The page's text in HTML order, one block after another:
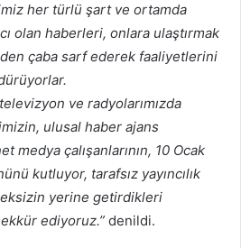
her türlü şart ve ortamda
olan haberleri, onlara ulaştırmak
çaba sarf ederek faaliyetlerini
ve radyolarımızda
ulusal haber ajans
medya çalışanlarının, 10 Ocak
kutluyor, tarafsız yayıncılık
yerine getirdikleri
ediyoruz.” denildi.